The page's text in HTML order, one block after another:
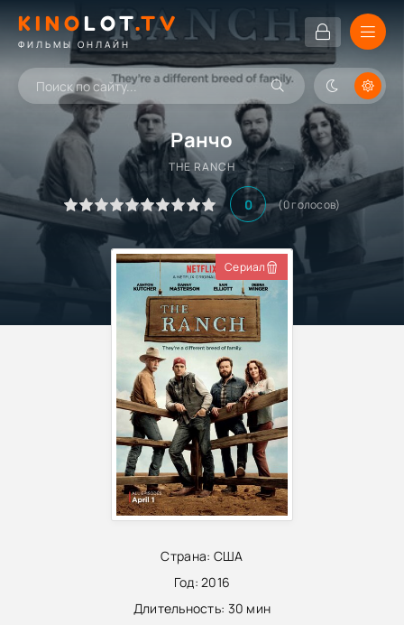
KINOLOT.TV
ФИЛЬМЫ ОНЛАЙН
Ранчо
THE RANCH
0 (0голосов)
Страна: США
Год:2016
Длительность: 30 мин
Сериал